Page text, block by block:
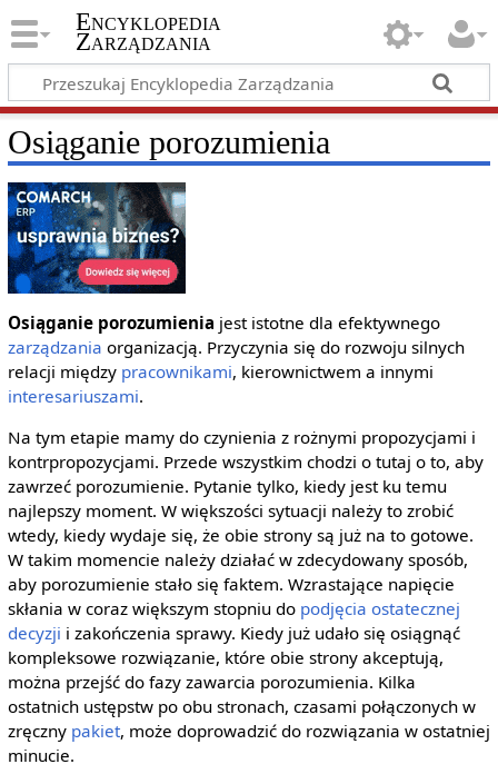
Encyklopedia
Zarządzania
Osiąganie porozumienia
Osiąganie porozumienia jest istotne dla efektywnego
zarządzania organizacją. Przyczynia się do rozwoju silnych
relacji między pracownikami, kierownictwem a innymi
interesariuszami.
Na tym etapie mamy do czynienia z rożnymi propozycjami i
kontrpropozycjami. Przede wszystkim chodzi o tutaj o to, aby
zawrzeć porozumienie. Pytanie tylko, kiedy jest ku temu
najlepszy moment. W większości sytuacji należy to zrobić
wtedy, kiedy wydaje się, że obie strony są już na to gotowe.
W takim momencie należy działać w zdecydowany sposób,
aby porozumienie stało się faktem. Wzrastające napięcie
skłania w coraz większym stopniu do podjęcia ostatecznej
decyzji i zakończenia sprawy. Kiedy już udało się osiągnąć
kompleksowe rozwiązanie, które obie strony akceptują,
można przejść do fazy zawarcia porozumienia. Kilka
ostatnich ustępstw po obu stronach, czasami połączonych w
zręczny pakiet, może doprowadzić do rozwiązania w ostatniej
minucie.